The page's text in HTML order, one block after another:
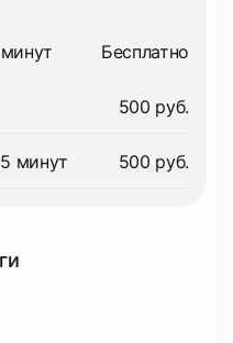
Бесплатно
500 руб.
минут 500 руб.